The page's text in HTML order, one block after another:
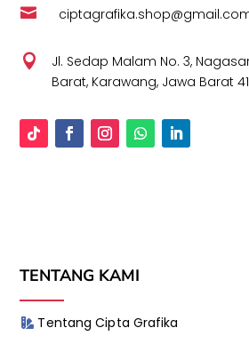


Jl. Sedap Malam No. 3,
Barat, Karawang, Jawa Barat
TENTANG KAMI
Tentang Cipta Grafika